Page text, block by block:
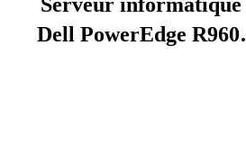
Dell PowerEdge R960,